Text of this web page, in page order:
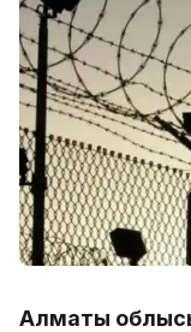
Алматы